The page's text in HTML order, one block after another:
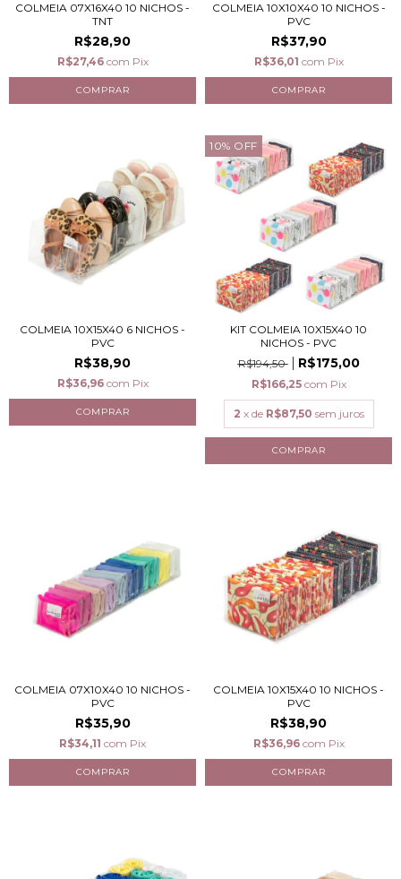
COLMEIA 07X16X40 10 NICHOS -
TNT
R$28,90
R$27,46 com Pix
COLMEIA 10X10X40 10 NICHOS -
PVC
R$37,90
R$36,01 com Pix
COLMEIA 10X15X40 6 NICHOS -
PVC
R$38,90
R$36,96 com Pix
10% OFF
KIT COLMEIA 10X15X40 10
NICHOS - PVC
R$194,50
R$175,00
R$166,25 com Pix
2 x de R$87,50 sem juros
COLMEIA 07X10X40 10 NICHOS -
PVC
R$35,90
R$34,11 com Pix
COLMEIA 10X15X40 10 NICHOS -
PVC
R$38,90
R$36,96 com Pix